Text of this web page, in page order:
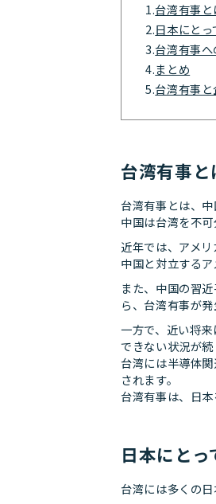
1.台湾有事と
2.日本にと
3.台湾有事
4.まとめ
5.台湾有事
台湾有事と
台湾有事とは、
中国は台湾を不
近年では、アメ
中国と対立する
また、中国の習
ら、台湾有事が
一方で、近い将
できない状況が続
台湾には半導体
されます。
台湾有事は、日
日本にと
台湾には多くの